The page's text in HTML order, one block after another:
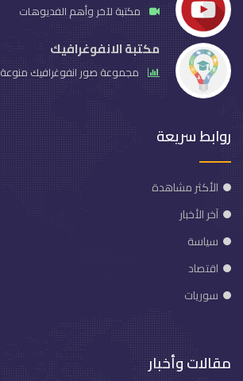
مكتبة لآخر وأهم الفديوهات
مكتبة الانفوغرافيك
مجموعة صور انفوغرافيك منوعة
روابط سريعة
الأكثر مشاهدة
آخر الأخبار
سياسة
اقتصاد
سوريات
مقالات وأخبار